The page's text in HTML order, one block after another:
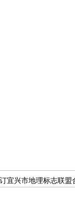
宜兴市地理标志联盟